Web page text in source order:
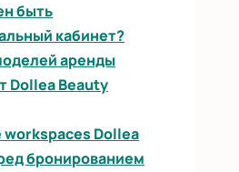
быть
кабинет?
аренды
Dollea Beauty
Dollea
бронированием